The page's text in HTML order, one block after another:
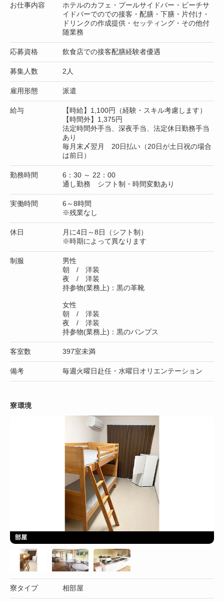
お仕事内容
ホテルのカフェ・プールサイドバー・ビーチサ
イドバーでのでの接客・配膳・下膳・片付け・
ドリンクの作成提供・セッティング・その他付
随業務
応募資格 飲食店での接客配膳経験者優遇
募集人数 2人
雇用形態 派遣
給与
【時給】1,100円（経験・スキル考慮します）
【時間外】1,375円
法定時間外手当、深夜手当、法定休日勤務手当
あり
毎月末〆翌月 20日払い（20日が土日祝の場合
は前日）
勤務時間
6：30 ～ 22：00
通し勤務 シフト制・時間変動あり
実働時間
6～8時間
※残業なし
休日
月に4日～8日（シフト制）
※時期によって異なります
制服
男性
朝 / 洋装
夜 / 洋装
持参物(業務上)：黒の革靴
女性
朝 / 洋装
夜 / 洋装
持参物(業務上)：黒のパンプス
客室数 397室未満
備考 毎週火曜日赴任・水曜日オリエンテーション
寮環境
部屋
寮タイプ 相部屋